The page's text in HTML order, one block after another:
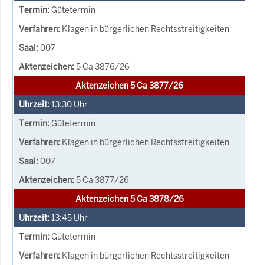
Gütetermin
Klagen in bürgerlichen Rechtsstreitigkeiten
007
5 Ca 3876/26
Aktenzeichen 5 Ca 3877/26
13:30 Uhr
Gütetermin
Klagen in bürgerlichen Rechtsstreitigkeiten
007
5 Ca 3877/26
Aktenzeichen 5 Ca 3878/26
13:45 Uhr
Gütetermin
Klagen in bürgerlichen Rechtsstreitigkeiten